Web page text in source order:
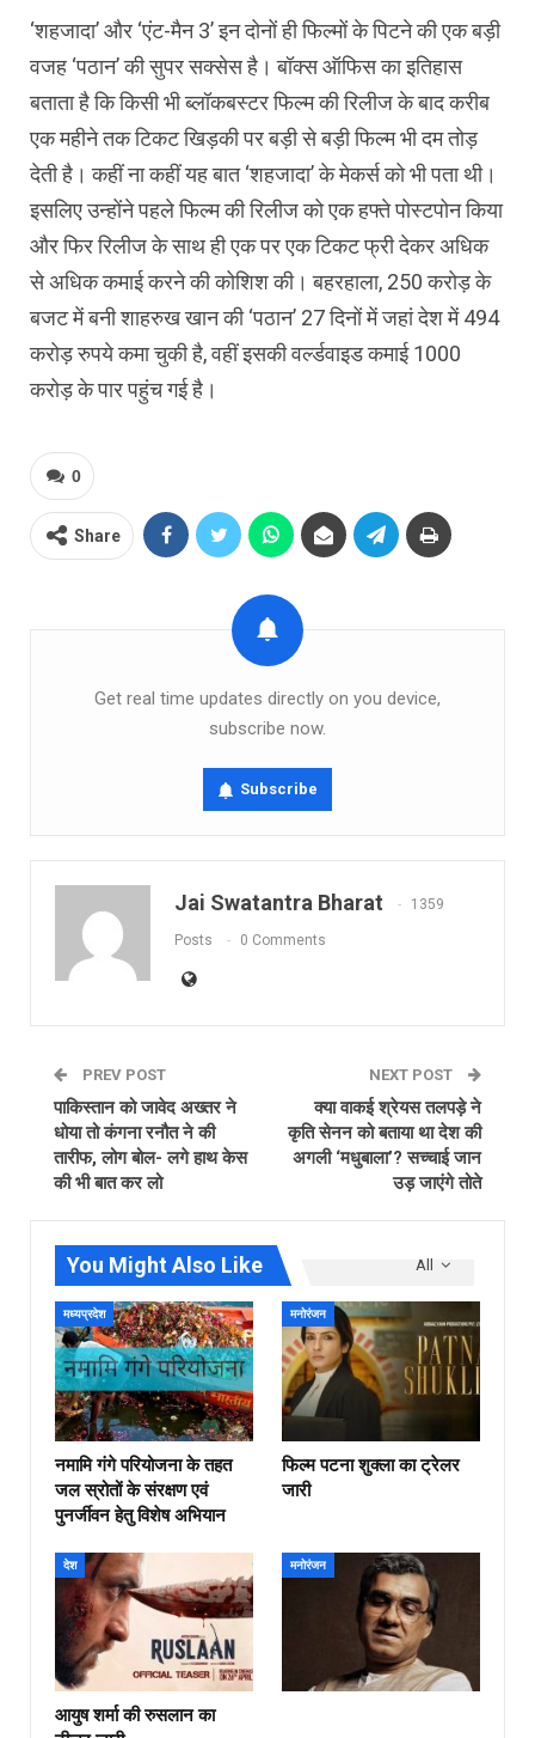
‘शहजादा’ और ‘एंट-मैन 3’ इन दोनों ही फिल्‍मों के पिटने की एक बड़ी
वजह ‘पठान’ की सुपर सक्‍सेस है। बॉक्‍स ऑफिस का इतिहास
बताता है कि किसी भी ब्‍लॉकबस्‍टर फिल्‍म की रिलीज के बाद करीब
एक महीने तक टिकट ख‍िड़की पर बड़ी से बड़ी फिल्‍म भी दम तोड़
देती है। कहीं ना कहीं यह बात ‘शहजादा’ के मेकर्स को भी पता थी।
इसलिए उन्‍होंने पहले फिल्‍म की रिलीज को एक हफ्ते पोस्‍टपोन किया
और फिर रिलीज के साथ ही एक पर एक टिकट फ्री देकर अध‍िक
से अध‍िक कमाई करने की कोश‍िश की। बहरहाला, 250 करोड़ के
बजट में बनी शाहरुख खान की ‘पठान’ 27 दिनों में जहां देश में 494
करोड़ रुपये कमा चुकी है, वहीं इसकी वर्ल्‍डवाइड कमाई 1000
करोड़ के पार पहुंच गई है।
0
Share
Get real time updates directly on you device,
subscribe now.
Subscribe
Jai Swatantra Bharat 1359
Posts 0 Comments
PREV POST
पाकिस्तान को जावेद अख्तर ने
धोया तो कंगना रनौत ने की
तारीफ, लोग बोल- लगे हाथ केस
की भी बात कर लो
NEXT POST
क्या वाकई श्रेयस तलपड़े ने
कृति सेनन को बताया था देश की
अगली ‘मधुबाला’? सच्चाई जान
उड़ जाएंगे तोते
All
You Might Also Like
मध्यप्रदेश
नमामि गंगे परियोजना के तहत
जल स्रोतों के संरक्षण एवं
पुनर्जीवन हेतु विशेष अभियान
मनोरंजन
फिल्‍म पटना शुक्ला का ट्रेलर
जारी
देश
आयुष शर्मा की रुसलान का
मनोरंजन